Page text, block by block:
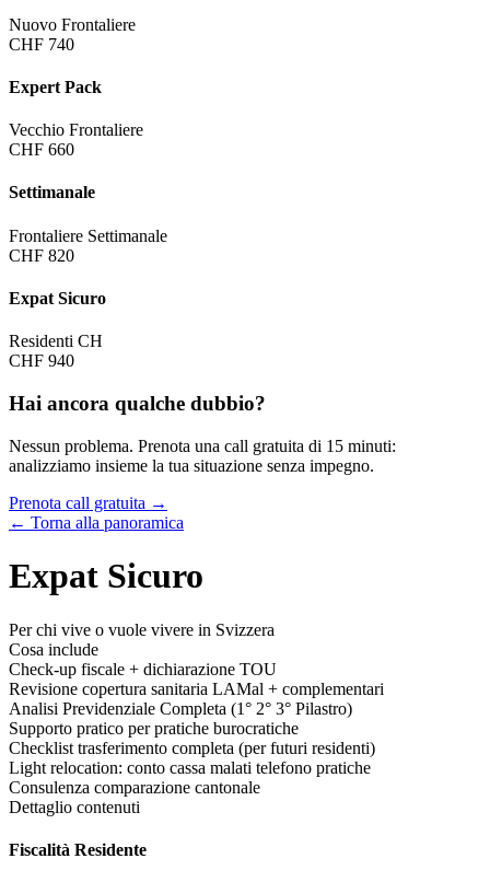
Nuovo Frontaliere
CHF 740
Expert Pack
Vecchio Frontaliere
CHF 660
Settimanale
Frontaliere Settimanale
CHF 820
Expat Sicuro
Residenti CH
CHF 940
Hai ancora qualche dubbio?
Nessun problema. Prenota una call gratuita di 15 minuti:
analizziamo insieme la tua situazione senza impegno.
Prenota call gratuita →
← Torna alla panoramica
Expat Sicuro
Per chi vive o vuole vivere in Svizzera
Cosa include
Check-up fiscale + dichiarazione TOU
Revisione copertura sanitaria LAMal + complementari
Analisi Previdenziale Completa (1° 2° 3° Pilastro)
Supporto pratico per pratiche burocratiche
Checklist trasferimento completa (per futuri residenti)
Light relocation: conto cassa malati telefono pratiche
Consulenza comparazione cantonale
Dettaglio contenuti
Fiscalità Residente